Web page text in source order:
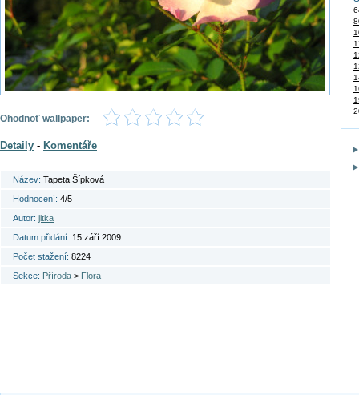
Ohodnoť wallpaper:
Detaily - Komentáře
Název: Tapeta Šípková
Hodnocení: 4/5
Autor: jitka
Datum přidání: 15.září 2009
Počet stažení: 8224
Sekce: Příroda > Flora